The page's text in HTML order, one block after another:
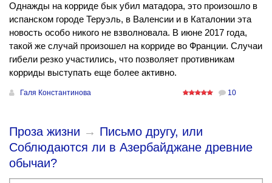
Однажды на корриде бык убил матадора, это произошло в
испанском городе Теруэль, в Валенсии и в Каталонии эта
новость особо никого не взволновала. В июне 2017 года,
такой же случай произошел на корриде во Франции. Случаи
гибели резко участились, что позволяет противникам
корриды выступать еще более активно.
Галя Константинова 10
Проза жизни → Письмо другу, или
Соблюдаются ли в Азербайджане древние
обычаи?